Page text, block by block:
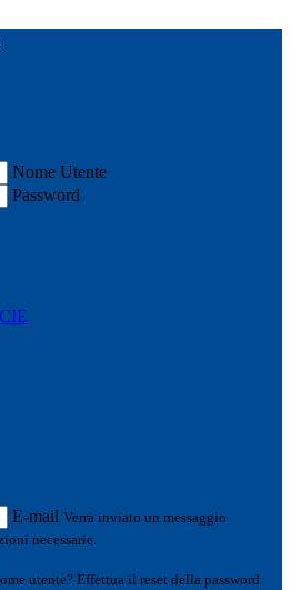
Nome Utente
Password
E-mail Verrà inviato un messaggio
necessarie.
utente? Effettua il reset della password